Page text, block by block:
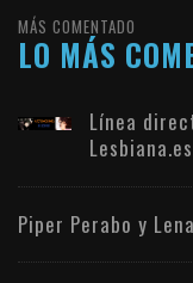
MÁS COMENTADO
LO MÁS
Línea
Lesbiana.es
Piper Perabo y